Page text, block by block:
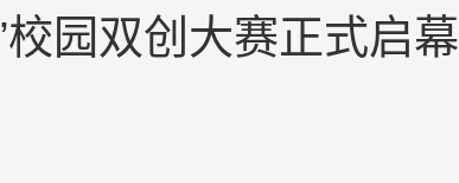
园双创大赛正式启幕